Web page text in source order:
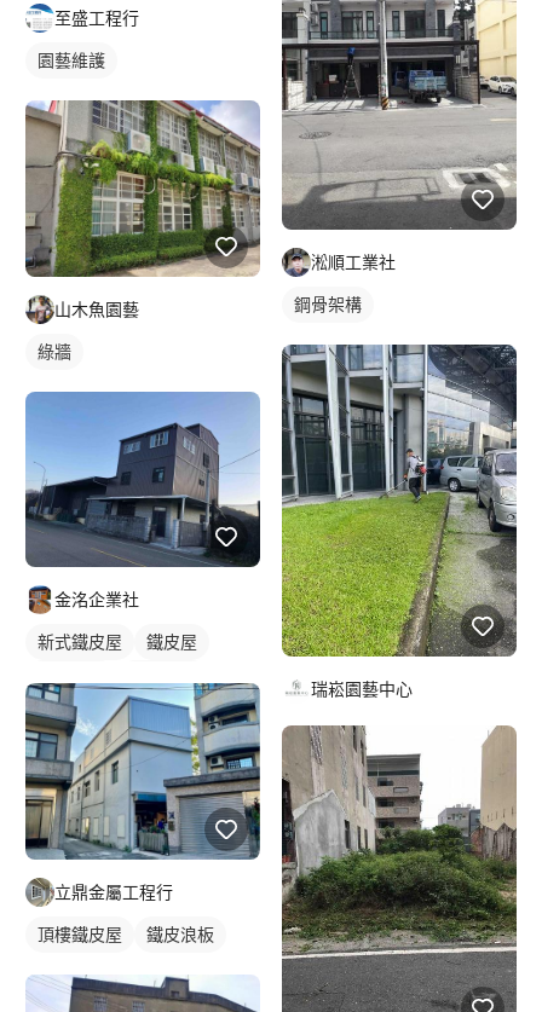
至盛工程行
園藝維護
山木魚園藝
綠牆
金洺企業社
新式鐵皮屋
鐵皮屋
立鼎金屬工程行
頂樓鐵皮屋 鐵皮浪板
淞順工業社
鋼骨架構
瑞崧園藝中心